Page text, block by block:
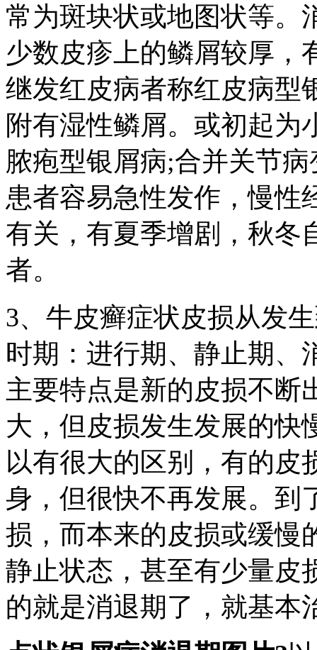
常为斑块状或地图状等。
少数皮疹上的鳞屑较厚，
继发红皮病者称红皮病型
附有湿性鳞屑。或初起为
脓疱型银屑病;合并关节
患者容易急性发作，慢性
有关，有夏季增剧，秋冬
者。
3、牛皮癣症状皮损从发
时期：进行期、静止期、
主要特点是新的皮损不断
大，但皮损发生发展的快
以有很大的区别，有的皮
身，但很快不再发展。到
损，而本来的皮损或缓慢
静止状态，甚至有少量皮
的就是消退期了，就基本